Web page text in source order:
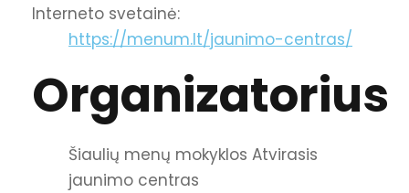
Interneto svetainė:
https://menum.lt/jaunimo-centras/
Organizatorius
Šiaulių menų mokyklos Atvirasis
jaunimo centras